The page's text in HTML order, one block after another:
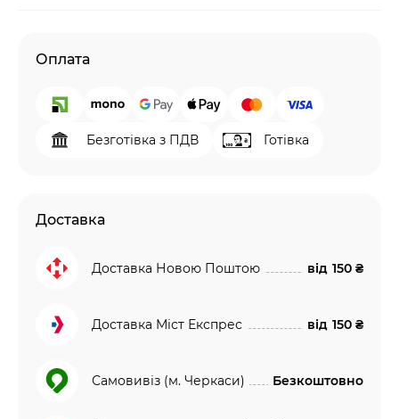
Оплата
Безготівка з ПДВ Готівка
Доставка
Доставка Новою Поштою від 150 ₴
Доставка Міст Експрес від 150 ₴
Самовивіз (м. Черкаси) Безкоштовно